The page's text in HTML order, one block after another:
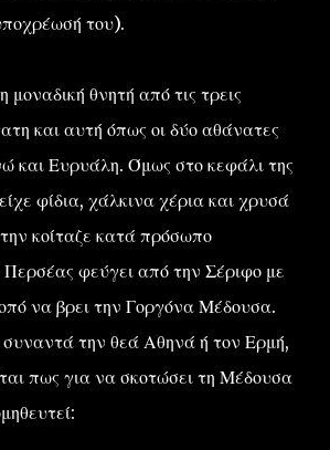
του).
θνητή από τις τρεις
και αυτή όπως οι δύο αθάνατες
και Ευρυάλη. Όμως στο κεφάλι της
φίδια, χάλκινα χέρια και χρυσά
κοίταζε κατά πρόσωπο
φεύγει από την Σέριφο με
να βρει την Γοργόνα Μέδουσα.
συναντά την θεά Αθηνά ή τον Ερμή,
πως για να σκοτώσει τη Μέδουσα